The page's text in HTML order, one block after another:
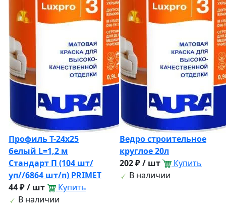
Профиль Т-24х25
белый L=1,2 м
Стандарт П (104 шт/
уп//6864 шт/п) PRIMET
44 ₽ / шт
Купить
В наличии
Ведро строительное
круглое 20л
202 ₽ / шт
Купить
В наличии